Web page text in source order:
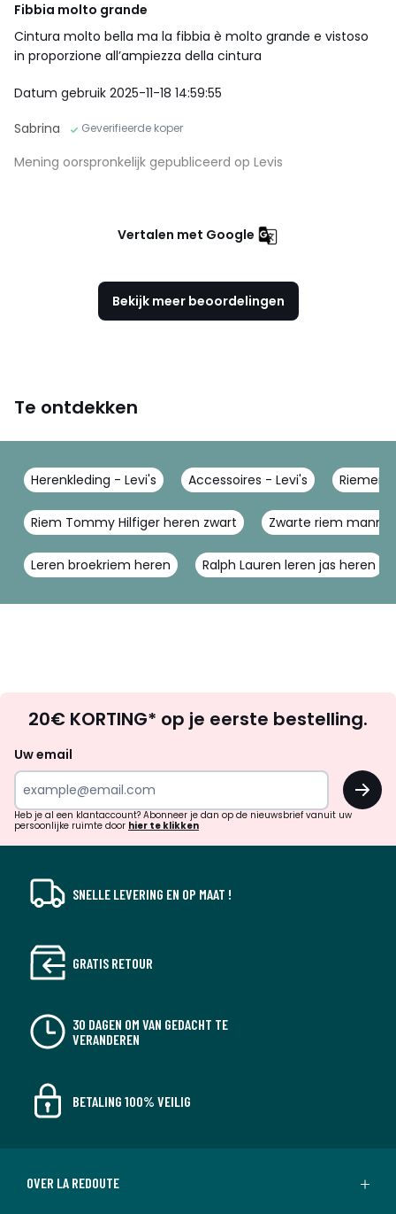
Fibbia molto grande
Cintura molto bella ma la fibbia è molto grande e vistoso
in proporzione all’ampiezza della cintura
Datum gebruik 2025-11-18 14:59:55
Sabrina
Geverifieerde koper
Mening oorspronkelijk gepubliceerd op Levis
Vertalen met Google
Bekijk meer beoordelingen
Te ontdekken
Herenkleding - Levi's Accessoires - Levi's Riemen,
Riem Tommy Hilfiger heren zwart Zwarte riem
Leren broekriem heren Ralph Lauren leren jas heren
zoek
inspiratie
verrassingen?
20€ KORTING* op je eerste bestelling.
Uw email
OK
Heb je al een klantaccount? Abonneer je dan op de nieuwsbrief vanuit uw
persoonlijke ruimte door hier te klikken
SNELLE LEVERING EN OP MAAT !
GRATIS RETOUR
30 DAGEN OM VAN GEDACHT TE
VERANDEREN
BETALING 100% VEILIG
OVER LA REDOUTE